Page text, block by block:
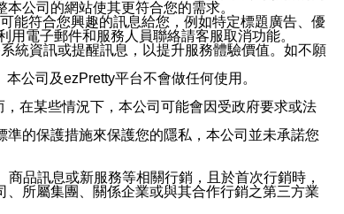
公司的網站使其更符合您的需求。
能符合您興趣的訊息給您，例如特定標題廣告、優
電子郵件和服務人員聯絡請客服取消功能。
統資訊或提醒訊息，以提升服務體驗價值。如不願
公司及ezPretty平台不會做任何使用。
在某些情況下，本公司可能會因受政府要求或法
的保護措施來保護您的隱私，本公司並未承諾您
品訊息或新服務等相關行銷，且於首次行銷時，
所屬集團、關係企業或與其合作行銷之第三方業